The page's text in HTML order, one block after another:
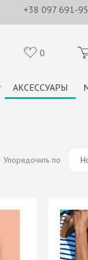
+38 097 691-
0
АКСЕССУАРЫ
Упорядочить по